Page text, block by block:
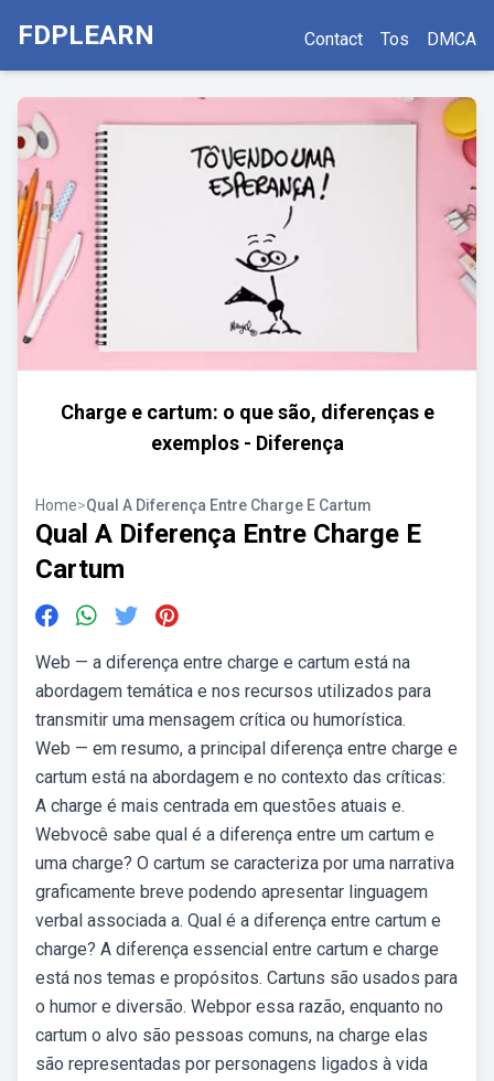
FDPLEARN Contact Tos DMCA
Charge e cartum: o que são, diferenças e
exemplos - Diferença
Home>Qual A Diferença Entre Charge E Cartum
Qual A Diferença Entre Charge E
Cartum
Web — a diferença entre charge e cartum está na
abordagem temática e nos recursos utilizados para
transmitir uma mensagem crítica ou humorística.
Web — em resumo, a principal diferença entre charge e
cartum está na abordagem e no contexto das críticas:
A charge é mais centrada em questões atuais e.
Webvocê sabe qual é a diferença entre um cartum e
uma charge? O cartum se caracteriza por uma narrativa
graficamente breve podendo apresentar linguagem
verbal associada a. Qual é a diferença entre cartum e
charge? A diferença essencial entre cartum e charge
está nos temas e propósitos. Cartuns são usados para
o humor e diversão. Webpor essa razão, enquanto no
cartum o alvo são pessoas comuns, na charge elas
são representadas por personagens ligados à vida